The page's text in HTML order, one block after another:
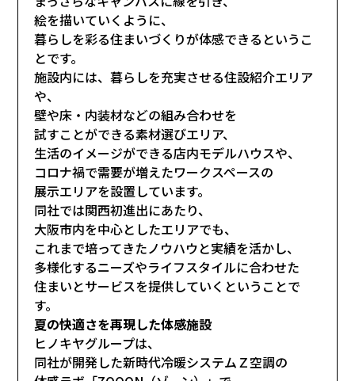
絵を描いていくように、
暮らしを彩る住まいづくりが体感できるというこ
とです。
施設内には、暮らしを充実させる住設紹介エリア
や、
壁や床・内装材などの組み合わせを
試すことができる素材選びエリア、
生活のイメージができる店内モデルハウスや、
コロナ禍で需要が増えたワークスペースの
展示エリアを設置しています。
同社では関西初進出にあたり、
大阪市内を中心としたエリアでも、
これまで培ってきたノウハウと実績を活かし、
多様化するニーズやライフスタイルに合わせた
住まいとサービスを提供していくということで
す。
夏の快適さを再現した体感施設
ヒノキヤグループは、
同社が開発した新時代冷暖システムＺ空調の